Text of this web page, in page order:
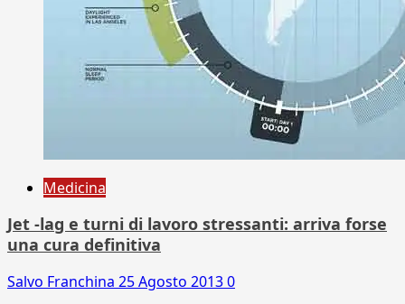
Medicina
Jet -lag e turni di lavoro stressanti: arriva forse
una cura definitiva
Salvo Franchina 25 Agosto 20130